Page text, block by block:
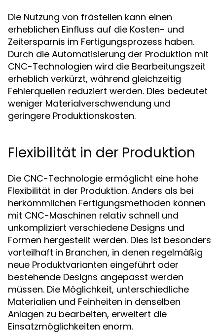
Die Nutzung von frästeilen kann einen
erheblichen Einfluss auf die Kosten- und
Zeitersparnis im Fertigungsprozess haben.
Durch die Automatisierung der Produktion mit
CNC-Technologien wird die Bearbeitungszeit
erheblich verkürzt, während gleichzeitig
Fehlerquellen reduziert werden. Dies bedeutet
weniger Materialverschwendung und
geringere Produktionskosten.
Flexibilität in der Produktion
Die CNC-Technologie ermöglicht eine hohe
Flexibilität in der Produktion. Anders als bei
herkömmlichen Fertigungsmethoden können
mit CNC-Maschinen relativ schnell und
unkompliziert verschiedene Designs und
Formen hergestellt werden. Dies ist besonders
vorteilhaft in Branchen, in denen regelmäßig
neue Produktvarianten eingeführt oder
bestehende Designs angepasst werden
müssen. Die Möglichkeit, unterschiedliche
Materialien und Feinheiten in denselben
Anlagen zu bearbeiten, erweitert die
Einsatzmöglichkeiten enorm.